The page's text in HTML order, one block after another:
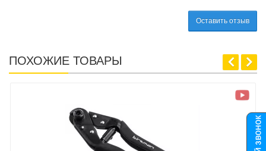
Оставить отзыв
ПОХОЖИЕ ТОВАРЫ